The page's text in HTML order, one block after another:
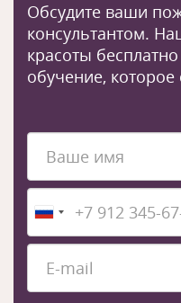
Обсудите ваши
консультантом.
красоты
обучение,